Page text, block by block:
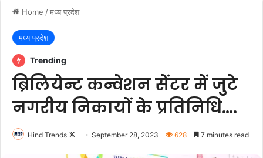
Home /मध्य प्रदेश
मध्य प्रदेश
Trending
ब्रिलियेन्ट कन्वेशन सेंटर में जुटे
नगरीय निकायों के प्रतिनिधि….
Hind Trends
FollowSeptember 28, 2023 628 7 minutes read